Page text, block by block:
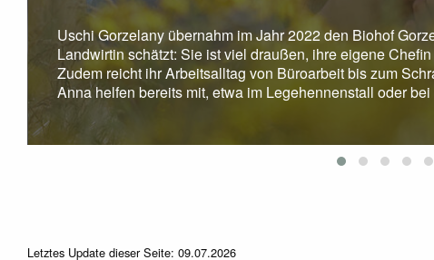
Uschi Gorzelany übernahm im Jahr 2022 den Biohof
Landwirtin schätzt: Sie ist viel draußen, ihre eigene
Zudem reicht ihr Arbeitsalltag von Büroarbeit bis zum
Anna helfen bereits mit, etwa im Legehennenstall oder
Letztes Update dieser Seite: 09.07.2026